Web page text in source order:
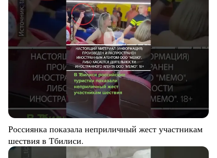
Россиянка показала неприличный жест участникам
шествия в Тбилиси.